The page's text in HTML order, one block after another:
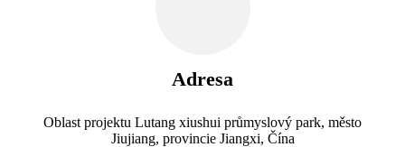
Adresa
Oblast projektu Lutang xiushui průmyslový park, město
Jiujiang, provincie Jiangxi, Čína